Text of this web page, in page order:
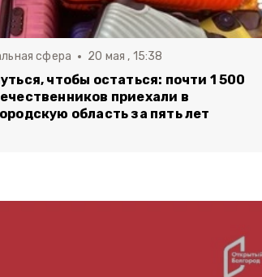
сфера 20 мая , 15:38
чтобы остаться: почти 1 500
приехали в
область за пять лет